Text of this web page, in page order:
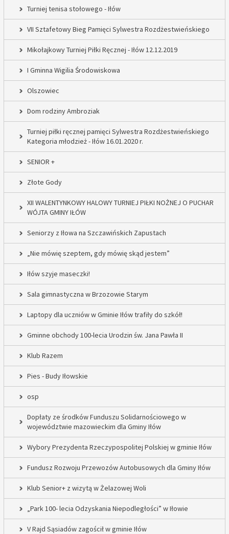
Turniej tenisa stołowego - Iłów
VII Sztafetowy Bieg Pamięci Sylwestra Rozdżestwieńskiego
Mikołajkowy Turniej Piłki Ręcznej - Iłów 12.12.2019
I Gminna Wigilia Środowiskowa
Olszowiec
Dom rodziny Ambroziak
Turniej piłki ręcznej pamięci Sylwestra Rozdżestwieńskiego
Kategoria młodzież - Iłów 16.01.2020 r.
SENIOR +
Złote Gody
XII WALENTYNKOWY HALOWY TURNIEJ PIŁKI NOŻNEJ O PUCHAR
WÓJTA GMINY IŁÓW
Seniorzy z Iłowa na Szczawińskich Zapustach
„Nie mówię szeptem, gdy mówię skąd jestem”
Iłów szyje maseczki!
Sala gimnastyczna w Brzozowie Starym
Laptopy dla uczniów w Gminie Iłów trafiły do szkół!
Gminne obchody 100-lecia Urodzin św. Jana Pawła II
Klub Razem
Pies - Budy Iłowskie
osp
Dopłaty ze środków Funduszu Solidarnościowego w
województwie mazowieckim dla Gminy Iłów
Wybory Prezydenta Rzeczypospolitej Polskiej w gminie Iłów
Fundusz Rozwoju Przewozów Autobusowych dla Gminy Iłów
Klub Senior+ z wizytą w Żelazowej Woli
„Park 100- lecia Odzyskania Niepodległości” w Iłowie
V Rajd Sąsiadów zagościł w gminie Iłów